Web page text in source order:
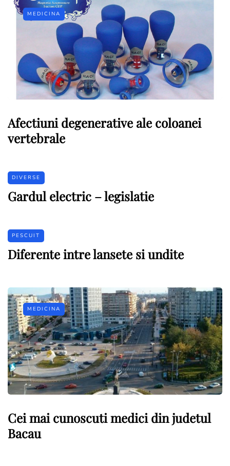
MEDICINA
Afectiuni degenerative ale coloanei
vertebrale
DIVERSE
Gardul electric – legislatie
PESCUIT
Diferente intre lansete si undite
MEDICINA
Cei mai cunoscuti medici din judetul
Bacau